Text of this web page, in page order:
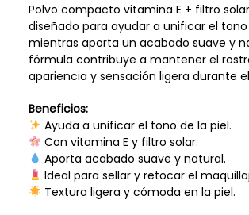
Polvo compacto vitamina E + filtro
diseñado para ayudar a unificar el
mientras aporta un acabado suave y
fórmula contribuye a mantener el
apariencia y sensación ligera durante
Beneficios:
Ayuda a unificar el tono de la piel.
Con vitamina E y filtro solar.
Aporta acabado suave y natural.
Ideal para sellar y retocar el
Textura ligera y cómoda en la piel.